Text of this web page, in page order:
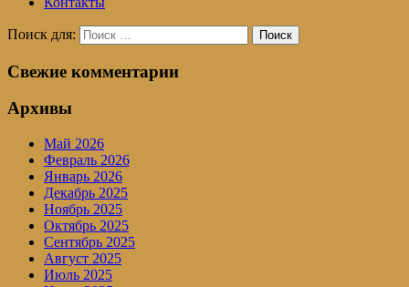
Поиск для: Поиск
Свежие комментарии
Архивы
Май 2026
Февраль 2026
Январь 2026
Декабрь 2025
Ноябрь 2025
Октябрь 2025
Сентябрь 2025
Август 2025
Июль 2025